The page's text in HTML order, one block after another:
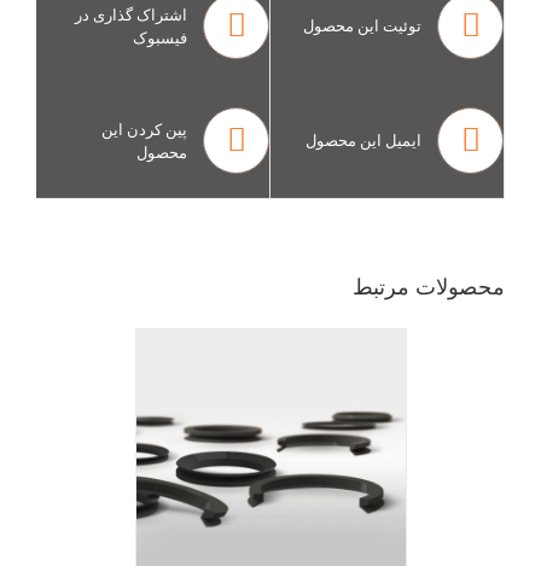
اشتراک گذاری در
فیسبوک
توئیت این محصول
پین کردن این
محصول
ایمیل این محصول
محصولات مرتبط